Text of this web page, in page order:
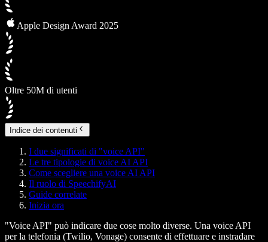
Apple Design Award 2025
Oltre 50M di utenti
Indice dei contenuti
I due significati di "voice API"
Le tre tipologie di voice AI API
Come scegliere una voice AI API
Il ruolo di SpeechifyAI
Guide correlate
Inizia ora
"Voice API" può indicare due cose molto diverse. Una voice API
per la telefonia (Twilio, Vonage) consente di effettuare e instradare